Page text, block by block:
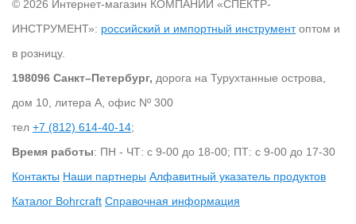
© 2026 Интернет-магазин КОМПАНИИ «СПЕКТР-
ИНСТРУМЕНТ»: российский и импортный инструментоптом и
в розницу.
198096 Санкт–Петербург, дорога на Турухтанные острова,
дом 10, литера А, офис Nº 300
тел +7 (812) 614-40-14;
Время работы: ПН - ЧТ: с 9-00 до 18-00; ПТ: с 9-00 до 17-30
Контакты Наши партнеры Алфавитный указатель продуктов
Каталог Bohrcraft Справочная информация